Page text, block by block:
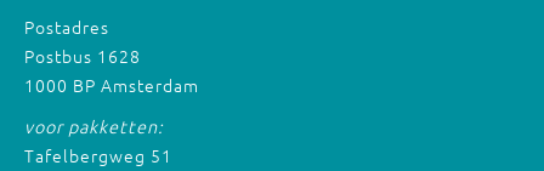
Postadres
Postbus 1628
1000 BP Amsterdam
voor pakketten:
Tafelbergweg 51